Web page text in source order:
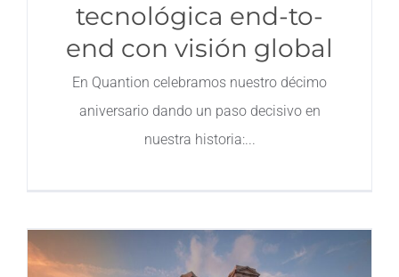
tecnológica end-to-
end con visión global
En Quantion celebramos nuestro décimo
aniversario dando un paso decisivo en
nuestra historia: